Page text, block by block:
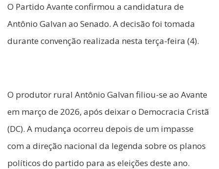
O Partido Avante confirmou a candidatura de
Antônio Galvan ao Senado. A decisão foi tomada
durante convenção realizada nesta terça-feira (4).
O produtor rural Antônio Galvan filiou-se ao Avante
em março de 2026, após deixar o Democracia Cristã
(DC). A mudança ocorreu depois de um impasse
com a direção nacional da legenda sobre os planos
políticos do partido para as eleições deste ano.